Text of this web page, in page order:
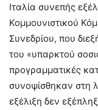
Ιταλία συνεπής
Κομμουνιστικού
Συνεδρίου, που
του «υπαρκτού
προγραμματικές
συνοψίσθηκαν στη
εξέλιξη δεν